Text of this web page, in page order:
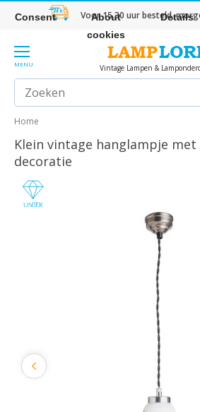
Voor 15.30 uur besteld,
MENU Vintage Lampen &
Home
Klein vintage hanglampje
decoratie
Consent
About
cookies
Details